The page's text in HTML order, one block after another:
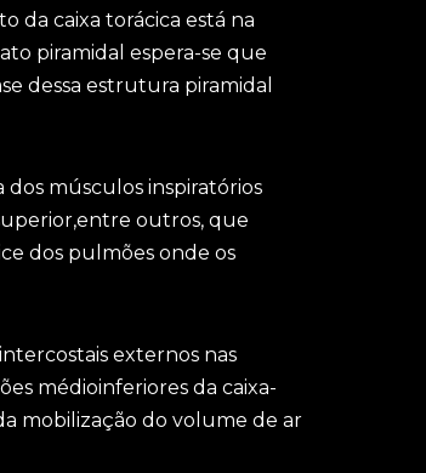
da caixa torácica está na
piramidal espera-se que
dessa estrutura piramidal
músculos inspiratórios
outros, que
dos pulmões onde os
externos nas
médioinferiores da caixa-
mobilização do volume de ar